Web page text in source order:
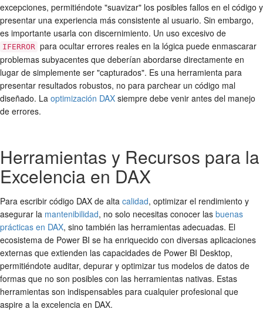
excepciones, permitiéndote "suavizar" los posibles fallos en el código y
presentar una experiencia más consistente al usuario. Sin embargo,
es importante usarla con discernimiento. Un uso excesivo de
IFERROR para ocultar errores reales en la lógica puede enmascarar
problemas subyacentes que deberían abordarse directamente en
lugar de simplemente ser "capturados". Es una herramienta para
presentar resultados robustos, no para parchear un código mal
diseñado. La optimización DAX siempre debe venir antes del manejo
de errores.
Herramientas y Recursos para la
Excelencia en DAX
Para escribir código DAX de alta calidad, optimizar el rendimiento y
asegurar la mantenibilidad, no solo necesitas conocer las buenas
prácticas en DAX, sino también las herramientas adecuadas. El
ecosistema de Power BI se ha enriquecido con diversas aplicaciones
externas que extienden las capacidades de Power BI Desktop,
permitiéndote auditar, depurar y optimizar tus modelos de datos de
formas que no son posibles con las herramientas nativas. Estas
herramientas son indispensables para cualquier profesional que
aspire a la excelencia en DAX.